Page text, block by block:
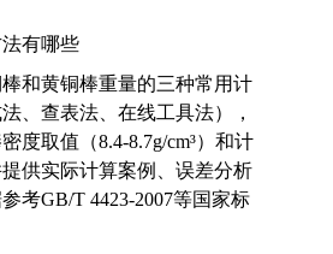
有哪些
和黄铜棒重量的三种常用计
、查表法、在线工具法），
度取值（8.4-8.7g/cm³）和计
供实际计算案例、误差分析
考GB/T 4423-2007等国家标